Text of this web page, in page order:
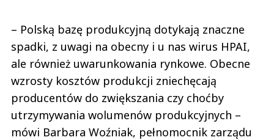
– Polską bazę produkcyjną dotykają znaczne
spadki, z uwagi na obecny i u nas wirus HPAI,
ale również uwarunkowania rynkowe. Obecne
wzrosty kosztów produkcji zniechęcają
producentów do zwiększania czy choćby
utrzymywania wolumenów produkcyjnych –
mówi Barbara Woźniak, pełnomocnik zarządu